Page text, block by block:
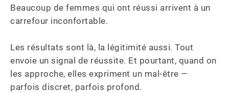
Beaucoup de femmes qui ont réussi arrivent à un
carrefour inconfortable.
Les résultats sont là, la légitimité aussi. Tout
envoie un signal de réussite. Et pourtant, quand on
les approche, elles expriment un mal-être —
parfois discret, parfois profond.